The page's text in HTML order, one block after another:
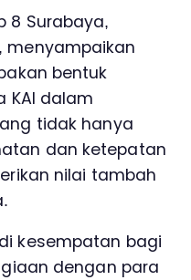
8 Surabaya,
menyampaikan
bentuk
KAI dalam
tidak hanya
dan ketepatan
nilai tambah
kesempatan bagi
dengan para